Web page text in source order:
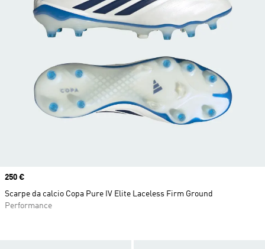
Price
250 €
Scarpe da calcio Copa Pure IV Elite Laceless Firm Ground
Performance